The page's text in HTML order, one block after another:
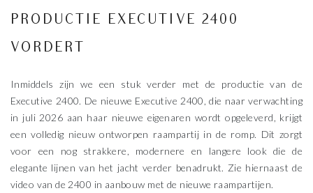
PRODUCTIE EXECUTIVE 2400
VORDERT
Inmiddels zijn we een stuk verder met de productie van de
Executive 2400. De nieuwe Executive 2400, die naar verwachting
in juli 2026 aan haar nieuwe eigenaren wordt opgeleverd, krijgt
een volledig nieuw ontworpen raampartij in de romp. Dit zorgt
voor een nog strakkere, modernere en langere look die de
elegante lijnen van het jacht verder benadrukt. Zie hiernaast de
video van de 2400 in aanbouw met de nieuwe raampartijen.